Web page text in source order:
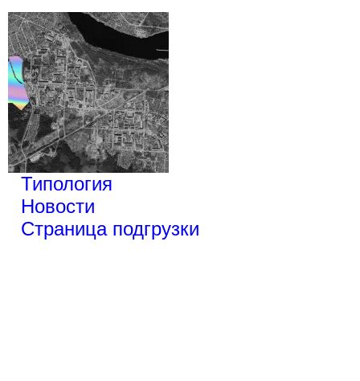
Типология
Новости
Страница подгрузки